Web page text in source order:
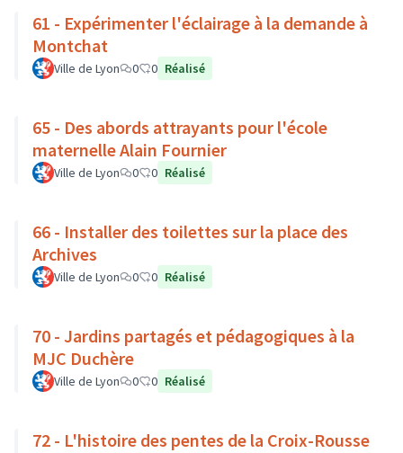
61 - Expérimenter l'éclairage à la demande à
Montchat
Ville de Lyon 0 0 Réalisé
65 - Des abords attrayants pour l'école
maternelle Alain Fournier
Ville de Lyon 0 0 Réalisé
66 - Installer des toilettes sur la place des
Archives
Ville de Lyon 0 0 Réalisé
70 - Jardins partagés et pédagogiques à la
MJC Duchère
Ville de Lyon 0 0 Réalisé
72 - L'histoire des pentes de la Croix-Rousse